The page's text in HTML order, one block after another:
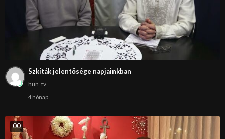
Szkíták jelentősége napjainkban
hun_tv
4 hónap
00